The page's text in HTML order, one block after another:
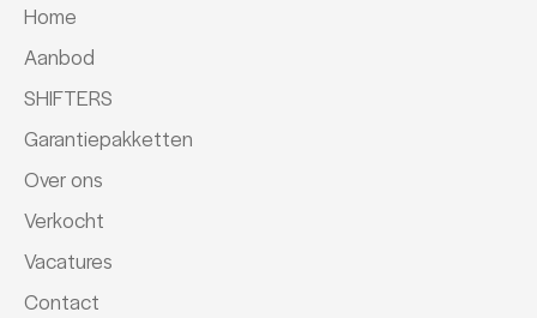
Home
Aanbod
SHIFTERS
Garantiepakketten
Over ons
Verkocht
Vacatures
Contact